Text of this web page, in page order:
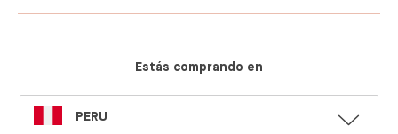
Estás comprando en
SELECT
LANGUAGE
PERU